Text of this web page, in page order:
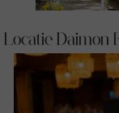
Locatie Daimon